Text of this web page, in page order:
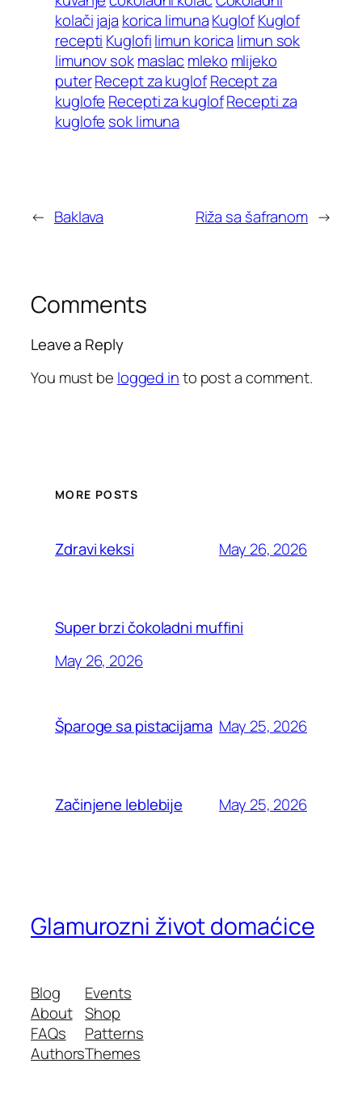
kolačijaja korica limunaKuglofKuglof
recepti Kuglofilimun korica limun sok
limunov sokmaslacmleko mlijeko
puterRecept za kuglofRecept za
kuglofe Recepti za kuglofRecepti za
kuglofe sok limuna
← Baklava Riža sa šafranom →
Comments
Leave a Reply
You must be logged into post a comment.
MORE POSTS
Zdravi keksi May 26, 2026
Super brzi čokoladni muffini
May 26, 2026
Šparoge sa pistacijama May 25, 2026
Začinjene leblebije May 25, 2026
Glamurozni život domaćice
Blog
About
FAQs
Authors
Events
Shop
Patterns
Themes